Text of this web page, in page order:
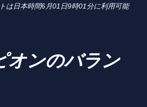
は日本時間6月01 日9時01分に利用可能
オンのバラン